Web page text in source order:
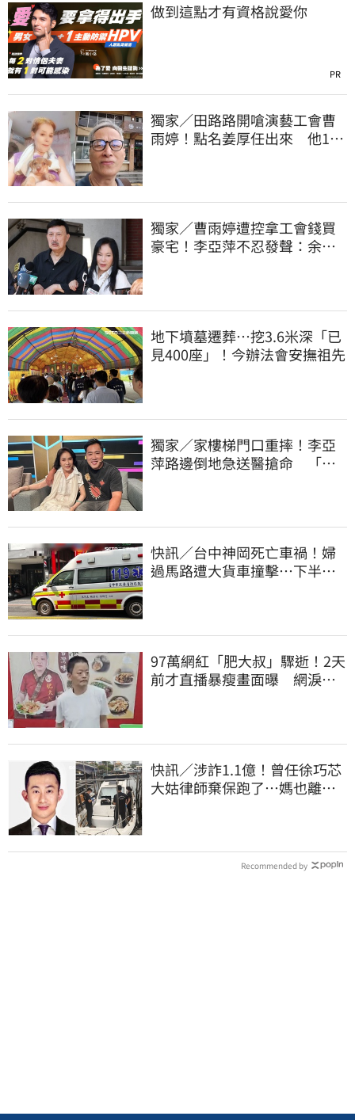
做到這點才有資格說愛你
PR
獨家／田路路開嗆演藝工會曹
雨婷！點名姜厚任出來 他16
獨家／曹雨婷遭控拿工會錢買
豪宅！李亞萍不忍發聲：余天
地下墳墓遷葬…挖3.6米深「已
見400座」！今辦法會安撫祖先
獨家／家樓梯門口重摔！李亞
萍路邊倒地急送醫搶命 「最
快訊／台中神岡死亡車禍！婦
過馬路遭大貨車撞擊…下半身
97萬網紅「肥大叔」驟逝！2天
前才直播暴瘦畫面曝 網淚
快訊／涉詐1.1億！曾任徐巧芯
大姑律師棄保跑了…媽也離
Recommended by